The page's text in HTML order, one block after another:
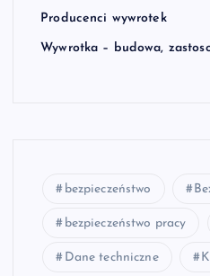
Producenci wywrotek
Wywrotka – budowa,
bezpieczeństwo
bezpieczeństwo pracy
Dane techniczne